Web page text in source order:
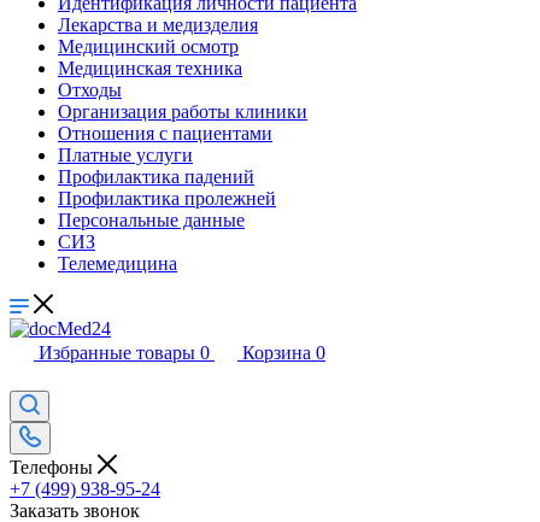
Лекарства и медизделия
Медицинский осмотр
Медицинская техника
Отходы
Организация работы клиники
Отношения с пациентами
Платные услуги
Профилактика падений
Профилактика пролежней
Персональные данные
СИЗ
Телемедицина
Избранные товары 0 Корзина 0
Телефоны
+7 (499) 938-95-24
Заказать звонок